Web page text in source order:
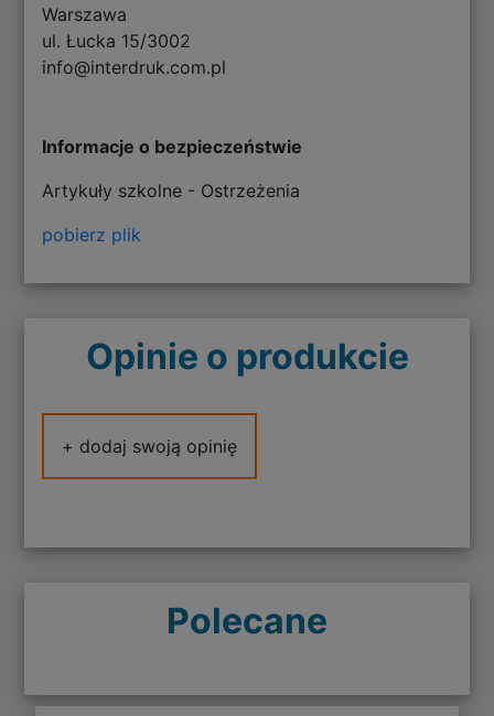
Warszawa
ul. Łucka 15/3002
info@interdruk.com.pl
Informacje o bezpieczeństwie
Artykuły szkolne - Ostrzeżenia
pobierz plik
Opinie o produkcie
+ dodaj swoją opinię
Polecane